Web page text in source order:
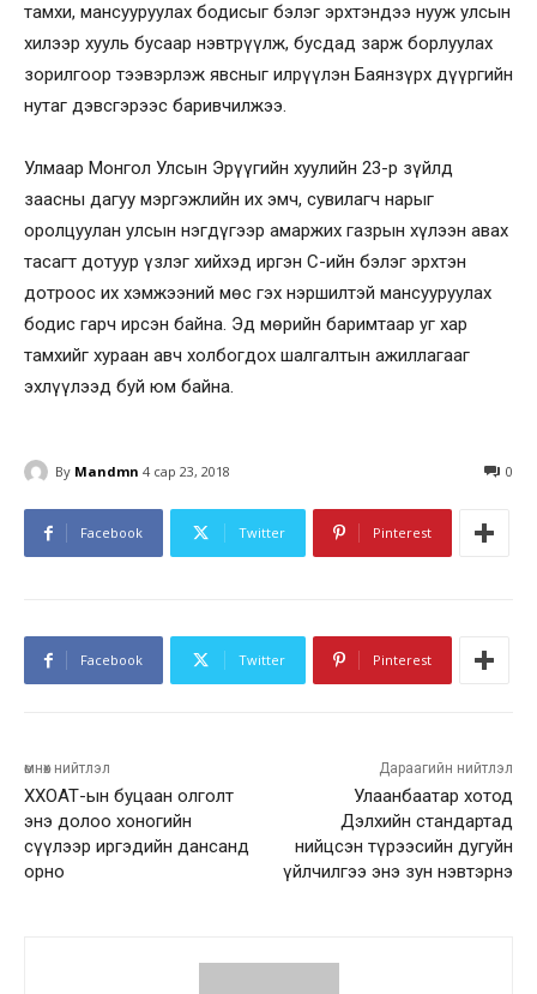
тамхи, мансууруулах бодисыг бэлэг эрхтэндээ нууж улсын
хилээр хууль бусаар нэвтрүүлж, бусдад зарж борлуулах
зорилгоор тээвэрлэж явсныг илрүүлэн Баянзүрх дүүргийн
нутаг дэвсгэрээс баривчилжээ.
Улмаар Монгол Улсын Эрүүгийн хуулийн 23-р зүйлд
заасны дагуу мэргэжлийн их эмч, сувилагч нарыг
оролцуулан улсын нэгдүгээр амаржих газрын хүлээн авах
тасагт дотуур үзлэг хийхэд иргэн С-ийн бэлэг эрхтэн
дотроос их хэмжээний мөс гэх нэршилтэй мансууруулах
бодис гарч ирсэн байна. Эд мөрийн баримтаар уг хар
тамхийг хураан авч холбогдох шалгалтын ажиллагааг
эхлүүлээд буй юм байна.
By Mandmn 4 сар 23, 2018 0
Facebook Twitter Pinterest
Facebook Twitter Pinterest
өмнөх нийтлэл
ХХОАТ-ын буцаан олголт
энэ долоо хоногийн
сүүлээр иргэдийн дансанд
орно
Дараагийн нийтлэл
Улаанбаатар хотод
Дэлхийн стандартад
нийцсэн түрээсийн дугуйн
үйлчилгээ энэ зун нэвтэрнэ